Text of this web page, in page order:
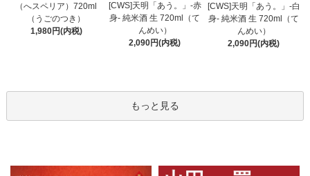
（へスペリア）720ml
（うごのつき）
1,980円(内税)
[CWS]天明「あう。」-赤
身- 純米酒 生 720ml（て
んめい）
2,090円(内税)
[CWS]天明「あう。」-白
身- 純米酒 生 720ml（て
んめい）
2,090円(内税)
もっと見る